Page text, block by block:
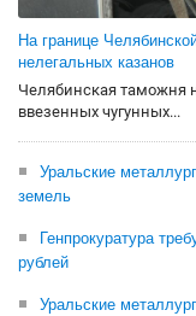
На границе
нелегальных казанов
Челябинская таможня
ввезенных чугунных...
Уральские
земель
Генпрокуратура
рублей
Уральские